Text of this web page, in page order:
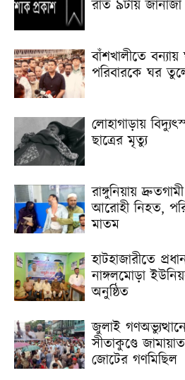
রাত ৯টায় জানাজা
বাঁশখালীতে
পরিবারকে ঘর তুলে
লোহাগাড়ায়
ছাত্রের মৃত্যু
রাঙ্গুনিয়ায়
আরোহী নিহত,
মাতম
হাটহাজারীতে
নাঙ্গলমোড়া
অনুষ্ঠিত
জুলাই
সীতাকুণ্ডে
জোটের গণমিছিল